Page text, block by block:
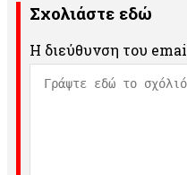
Σχολιάστε εδώ
Η διεύθυνση του